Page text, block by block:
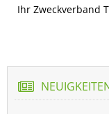
Ihr Zweckverband